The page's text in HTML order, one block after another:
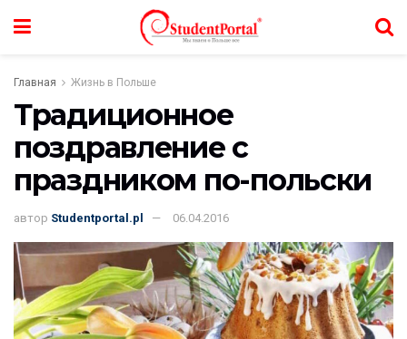
Главная Жизнь в Польше
Традиционное
поздравление с
праздником по-польски
автор Studentportal.pl 06.04.2016